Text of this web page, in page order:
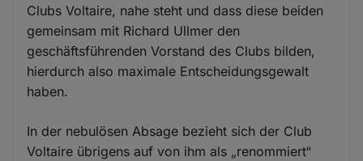
Clubs Voltaire, nahe steht und dass diese beiden
gemeinsam mit Richard Ullmer den
geschäftsführenden Vorstand des Clubs bilden,
hierdurch also maximale Entscheidungsgewalt
haben.
In der nebulösen Absage bezieht sich der Club
Voltaire übrigens auf von ihm als „renommiert“